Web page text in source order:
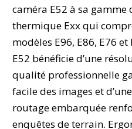
caméra E52 à sa
thermique Exx qui
modèles E96, E86, E76
E52 bénéficie d’une
qualité professionnelle
facile des images et
routage embarquée
enquêtes de terrain.